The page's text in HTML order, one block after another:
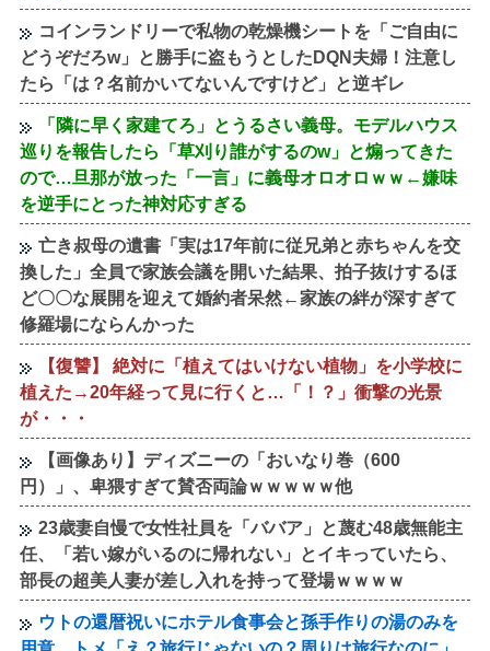
コインランドリーで私物の乾燥機シートを「ご自由に
どうぞだろw」と勝手に盗もうとしたDQN夫婦！注意し
たら「は？名前かいてないんですけど」と逆ギレ
「隣に早く家建てろ」とうるさい義母。モデルハウス
巡りを報告したら「草刈り誰がするのw」と煽ってきた
ので…旦那が放った「一言」に義母オロオロｗｗ←嫌味
を逆手にとった神対応すぎる
亡き叔母の遺書「実は17年前に従兄弟と赤ちゃんを交
換した」全員で家族会議を開いた結果、拍子抜けするほ
ど〇〇な展開を迎えて婚約者呆然←家族の絆が深すぎて
修羅場にならんかった
【復讐】 絶対に「植えてはいけない植物」を小学校に
植えた→20年経って見に行くと…「！？」衝撃の光景
が・・・
【画像あり】ディズニーの「おいなり巻（600
円）」、卑猥すぎて賛否両論ｗｗｗｗｗ他
23歳妻自慢で女性社員を「ババア」と蔑む48歳無能主
任、「若い嫁がいるのに帰れない」とイキっていたら、
部長の超美人妻が差し入れを持って登場ｗｗｗｗ
ウトの還暦祝いにホテル食事会と孫手作りの湯のみを